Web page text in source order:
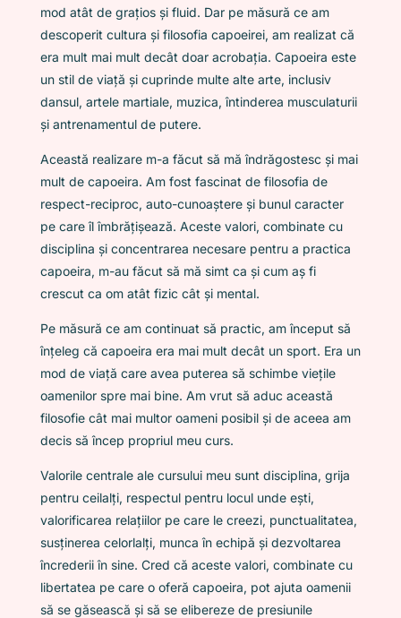
mod atât de grațios și fluid. Dar pe măsură ce am
descoperit cultura și filosofia capoeirei, am realizat că
era mult mai mult decât doar acrobația. Capoeira este
un stil de viață și cuprinde multe alte arte, inclusiv
dansul, artele martiale, muzica, întinderea musculaturii
și antrenamentul de putere.
Această realizare m-a făcut să mă îndrăgostesc și mai
mult de capoeira. Am fost fascinat de filosofia de
respect-reciproc, auto-cunoaștere și bunul caracter
pe care îl îmbrățișează. Aceste valori, combinate cu
disciplina și concentrarea necesare pentru a practica
capoeira, m-au făcut să mă simt ca și cum aș fi
crescut ca om atât fizic cât și mental.
Pe măsură ce am continuat să practic, am început să
înțeleg că capoeira era mai mult decât un sport. Era un
mod de viață care avea puterea să schimbe viețile
oamenilor spre mai bine. Am vrut să aduc această
filosofie cât mai multor oameni posibil și de aceea am
decis să încep propriul meu curs.
Valorile centrale ale cursului meu sunt disciplina, grija
pentru ceilalți, respectul pentru locul unde ești,
valorificarea relațiilor pe care le creezi, punctualitatea,
susținerea celorlalți, munca în echipă și dezvoltarea
încrederii în sine. Cred că aceste valori, combinate cu
libertatea pe care o oferă capoeira, pot ajuta oamenii
să se găsească și să se elibereze de presiunile